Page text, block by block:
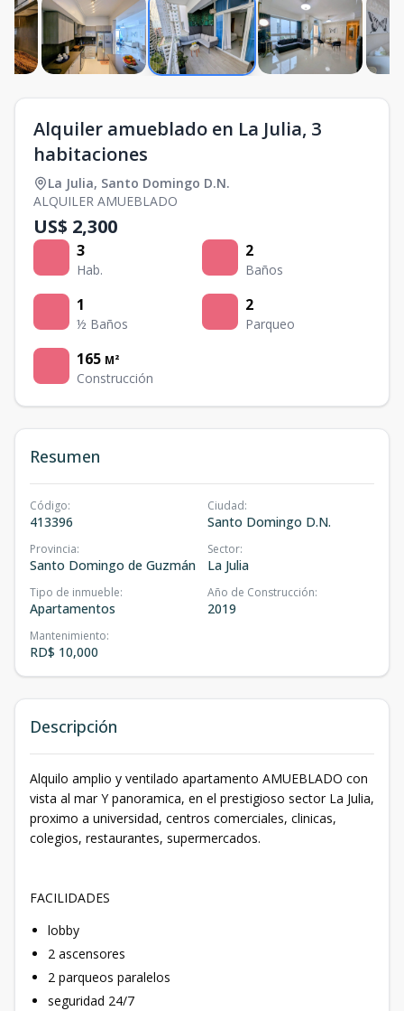
Alquiler amueblado en La Julia, 3
habitaciones
La Julia, Santo Domingo D.N.
ALQUILER AMUEBLADO
US$ 2,300
3
Hab.
2
Baños
1
½ Baños
2
Parqueo
165 M²
Construcción
Resumen
Código:
413396
Ciudad:
Santo Domingo D.N.
Provincia:
Santo Domingo de Guzmán
Sector:
La Julia
Tipo de inmueble:
Apartamentos
Año de Construcción:
2019
Mantenimiento:
RD$ 10,000
Descripción
Alquilo amplio y ventilado apartamento AMUEBLADO con
vista al mar Y panoramica, en el prestigioso sector La Julia,
proximo a universidad, centros comerciales, clinicas,
colegios, restaurantes, supermercados.
FACILIDADES
lobby
2 ascensores
2 parqueos paralelos
seguridad 24/7